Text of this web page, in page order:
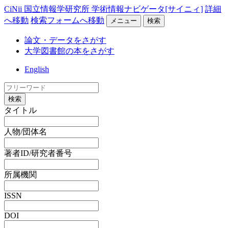
CiNii 国立情報学研究所 学術情報ナビゲータ[サイニィ] 詳細
へ移動 検索フォームへ移動 メニュー 検索
論文・データをさがす
大学図書館の本をさがす
English
検索
タイトル
人物/団体名
著者ID/研究者番号
所属機関
ISSN
DOI